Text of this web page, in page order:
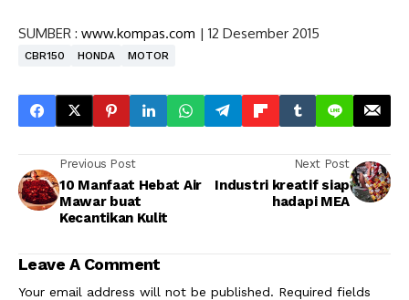
SUMBER : www.kompas.com | 12 Desember 2015
CBR150 HONDA MOTOR
Previous Post
10 Manfaat Hebat Air
Mawar buat
Kecantikan Kulit
Next Post
Industri kreatif siap
hadapi MEA
Leave A Comment
Your email address will not be published. Required fields